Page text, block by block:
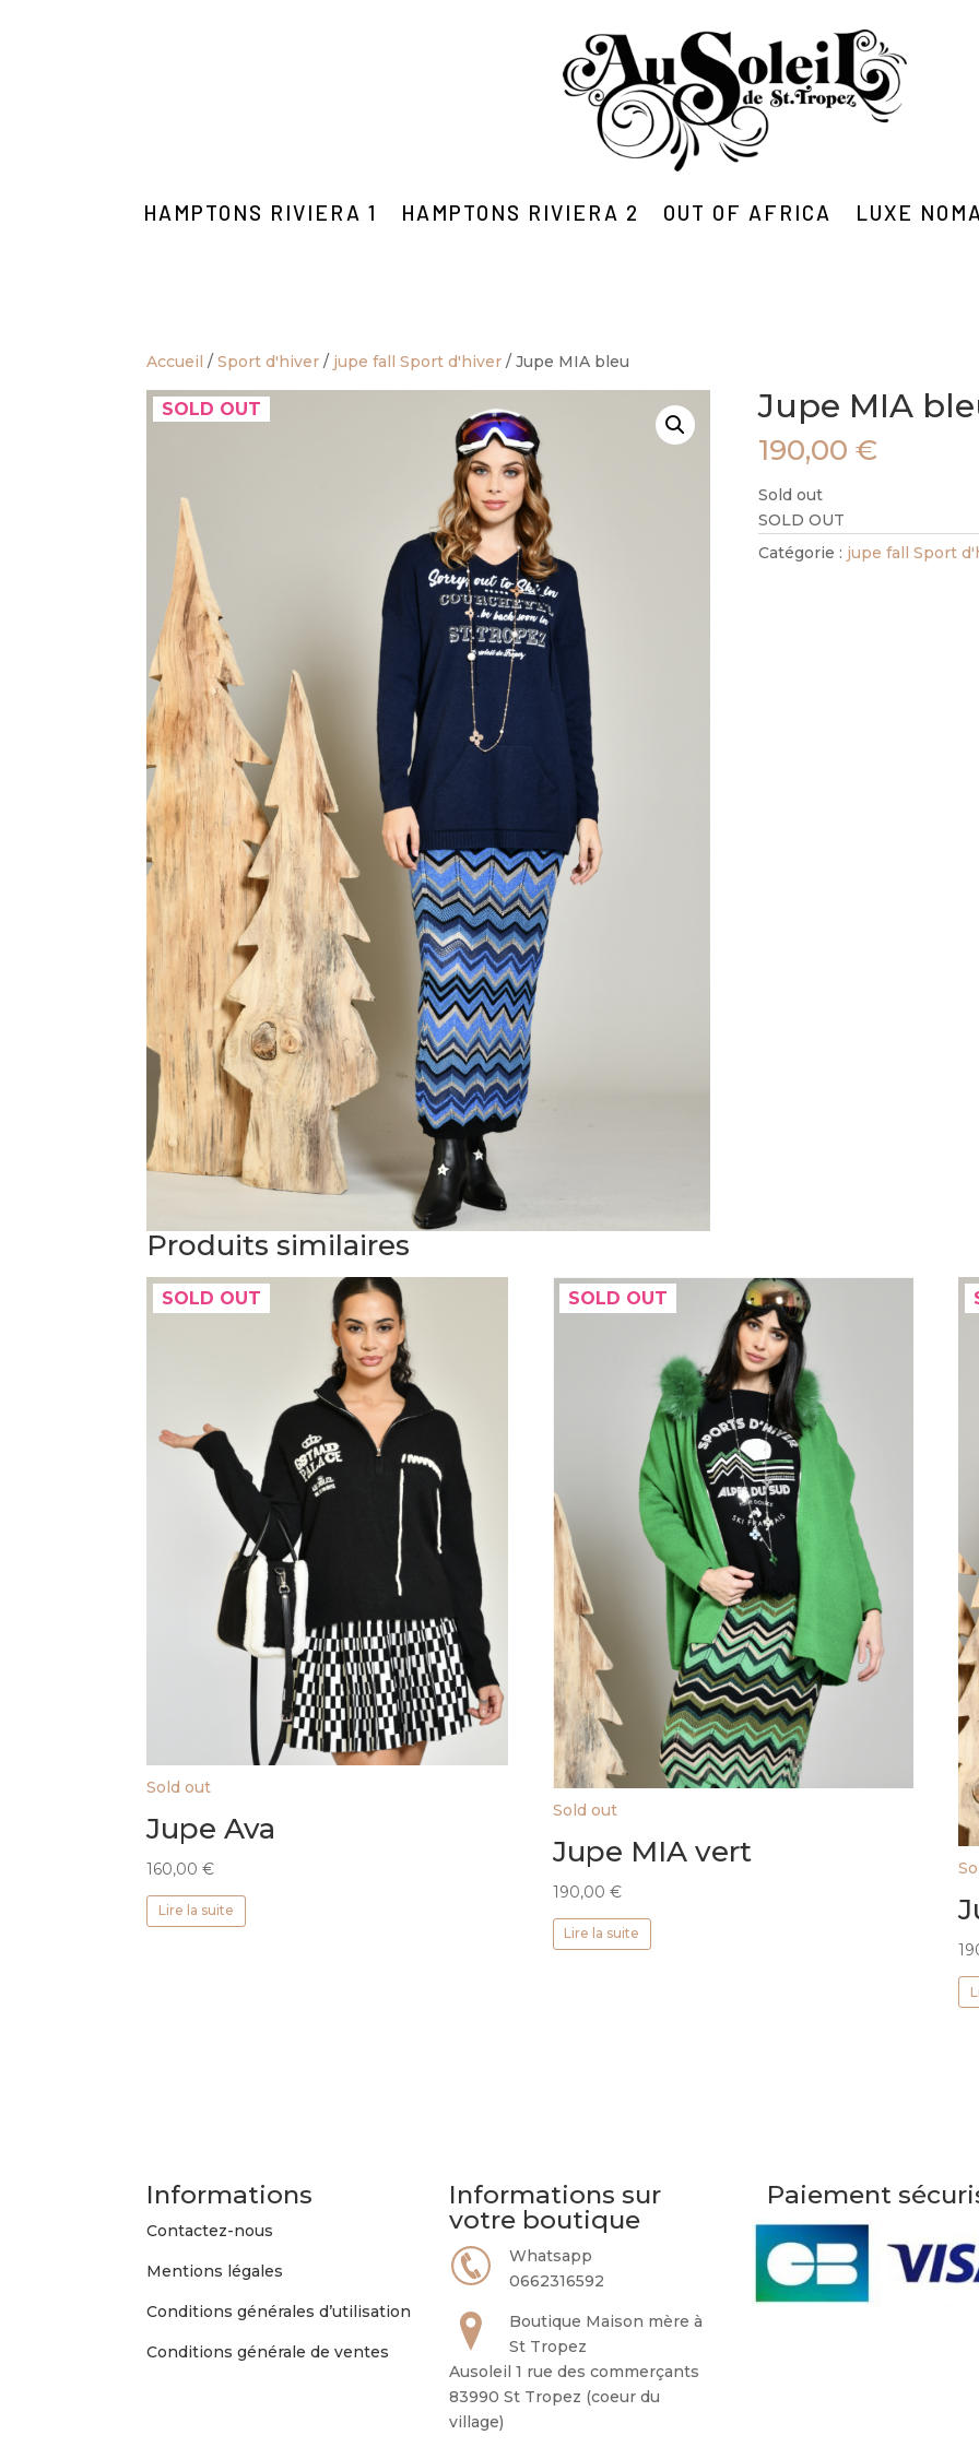
HAMPTONS RIVIERA 1 HAMPTONS RIVIERA 2 OUT OF AFRICA LUXE
Accueil /Sport d'hiver / jupe fall Sport d'hiver / Jupe MIA bleu
SOLD OUT Jupe MIA
190,00 €
Sold out
SOLD OUT
Catégorie : jupe fall Sport
Produits similaires
SOLD OUT
Sold out
Jupe Ava
160,00€
Lire la suite
SOLD OUT
Sold out
Jupe MIA vert
190,00 €
Lire la suite
Informations
Contactez-nous
Mentions légales
Conditions générales d’utilisation
Conditions générale de ventes
Informations sur
votre boutique
Whatsapp
0662316592
Boutique Maison mère à
St Tropez
Ausoleil 1 rue des commerçants
83990 St Tropez (coeur du
village)
Paiement